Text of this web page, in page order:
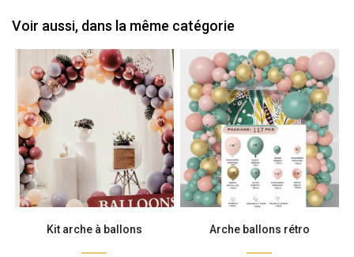
Voir aussi, dans la même catégorie
Kit arche à ballons Arche ballons rétro